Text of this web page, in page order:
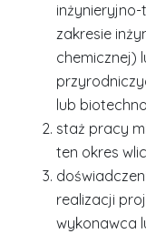
zakresie
chemicznej)
lub
staż pracy
ten okres
realizacji
wykonawca